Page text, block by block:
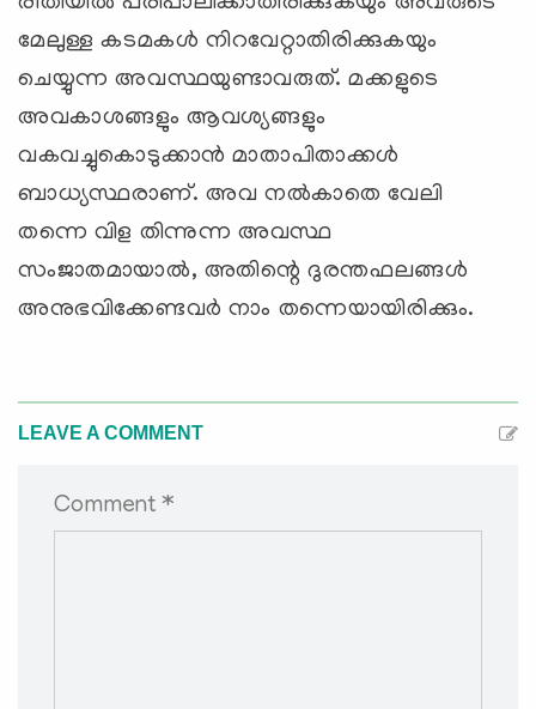
മേലുള്ള കടമകള്‍ നിറവേറ്റാതിരിക്കുകയും
ചെയ്യുന്ന അവസ്ഥയുണ്ടാവരുത്. മക്കളുടെ
അവകാശങ്ങളും ആവശ്യങ്ങളും
വകവച്ചുകൊടുക്കാന്‍ മാതാപിതാക്കള്‍
ബാധ്യസ്ഥരാണ്. അവ നല്‍കാതെ വേലി
തന്നെ വിള തിന്നുന്ന അവസ്ഥ
സംജാതമായാല്‍, അതിന്റെ ദുരന്തഫലങ്ങള്‍
അനുഭവിക്കേണ്ടവര്‍ നാം തന്നെയായിരിക്കും.
LEAVE A COMMENT
Comment *